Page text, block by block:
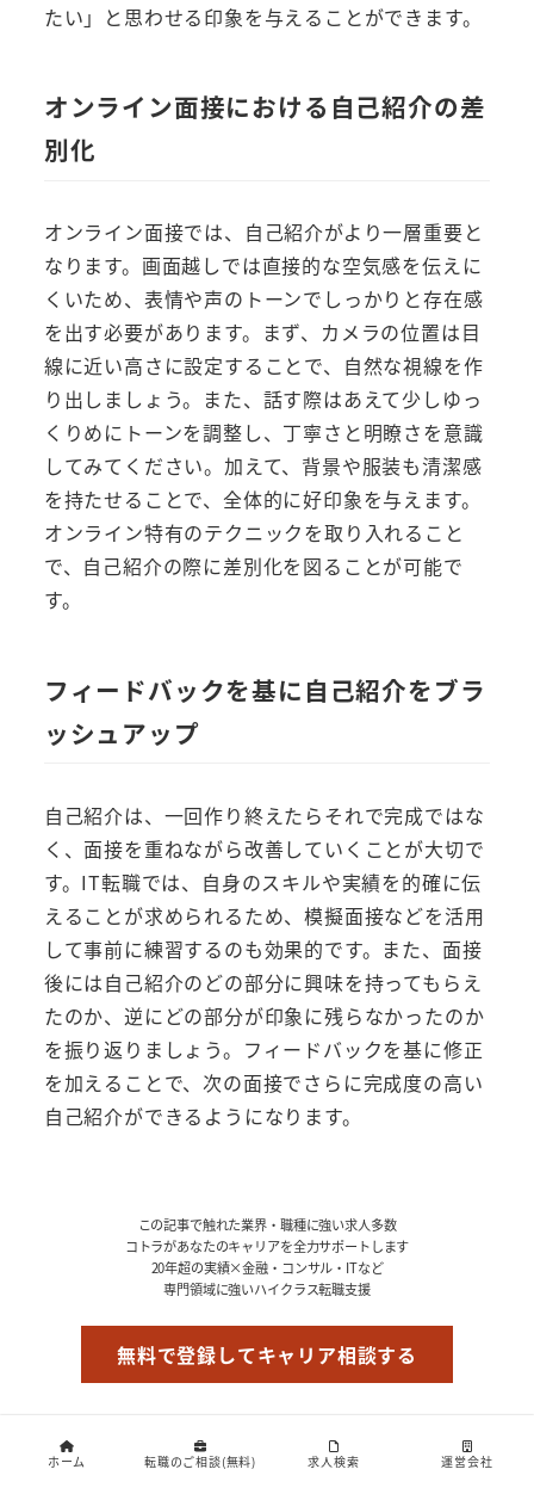
たい」と思わせる印象を与えることができます。
オンライン面接における自己紹介の差
別化
オンライン面接では、自己紹介がより一層重要と
なります。画面越しでは直接的な空気感を伝えに
くいため、表情や声のトーンでしっかりと存在感
を出す必要があります。まず、カメラの位置は目
線に近い高さに設定することで、自然な視線を作
り出しましょう。また、話す際はあえて少しゆっ
くりめにトーンを調整し、丁寧さと明瞭さを意識
してみてください。加えて、背景や服装も清潔感
を持たせることで、全体的に好印象を与えます。
オンライン特有のテクニックを取り入れること
で、自己紹介の際に差別化を図ることが可能で
す。
フィードバックを基に自己紹介をブラ
ッシュアップ
自己紹介は、一回作り終えたらそれで完成ではな
く、面接を重ねながら改善していくことが大切で
す。IT転職では、自身のスキルや実績を的確に伝
えることが求められるため、模擬面接などを活用
して事前に練習するのも効果的です。また、面接
後には自己紹介のどの部分に興味を持ってもらえ
たのか、逆にどの部分が印象に残らなかったのか
を振り返りましょう。フィードバックを基に修正
を加えることで、次の面接でさらに完成度の高い
自己紹介ができるようになります。
この記事で触れた業界・職種に強い求人多数
コトラがあなたのキャリアを全力サポートします
20年超の実績×金融・コンサル・ITなど
専門領域に強いハイクラス転職支援
無料で登録してキャリア相談する
・非公開専門領域の求人へのアクセス
ホーム 転職のご相談(無料) 求人検索 運営会社